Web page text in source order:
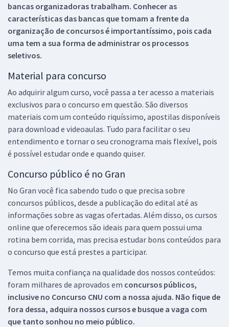
bancas organizadoras trabalham. Conhecer as
características das bancas que tomam a frente da
organização de concursos é importantíssimo, pois cada
uma tem a sua forma de administrar os processos
seletivos.
Material para concurso
Ao adquirir algum curso, você passa a ter acesso a materiais
exclusivos para o concurso em questão. São diversos
materiais com um conteúdo riquíssimo, apostilas disponíveis
para download e videoaulas. Tudo para facilitar o seu
entendimento e tornar o seu cronograma mais flexível, pois
é possível estudar onde e quando quiser.
Concurso público é no Gran
No Gran você fica sabendo tudo o que precisa sobre
concursos públicos, desde a publicação do edital até as
informações sobre as vagas ofertadas. Além disso, os cursos
online que oferecemos são ideais para quem possui uma
rotina bem corrida, mas precisa estudar bons conteúdos para
o concurso que está prestes a participar.
Temos muita confiança na qualidade dos nossos conteúdos:
foram milhares de aprovados em concursos públicos,
inclusive no Concurso CNU com a nossa ajuda. Não fique de
fora dessa, adquira nossos cursos e busque a vaga com
que tanto sonhou no meio público.